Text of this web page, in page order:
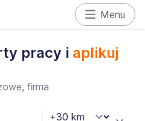
Menu
pracy i aplikuj